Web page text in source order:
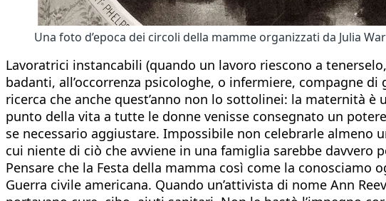
Una foto d’epoca dei circoli della mamme organizzati da Julia
Lavoratrici instancabili (quando un lavoro riescono a
badanti, all’occorrenza psicologhe, o infermiere, compagne
ricerca che anche quest’anno non lo sottolinei: la maternità
punto della vita a tutte le donne venisse consegnato un
se necessario aggiustare. Impossibile non celebrarle almeno
cui niente di ciò che avviene in una famiglia sarebbe
Pensare che la Festa della mamma così come la
Guerra civile americana. Quando un’attivista di nome Ann